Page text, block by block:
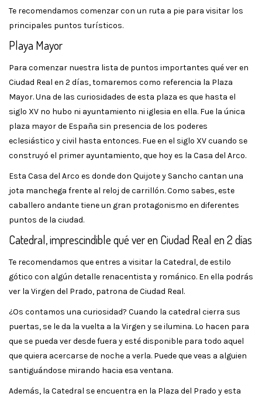
Te recomendamos comenzar con un ruta a pie para visitar los
principales puntos turísticos.
Playa Mayor
Para comenzar nuestra lista de puntos importantes qué ver en
Ciudad Real en 2 días, tomaremos como referencia la Plaza
Mayor. Una de las curiosidades de esta plaza es que hasta el
siglo XV no hubo ni ayuntamiento ni iglesia en ella. Fue la única
plaza mayor de España sin presencia de los poderes
eclesiástico y civil hasta entonces. Fue en el siglo XV cuando se
construyó el primer ayuntamiento, que hoy es la Casa del Arco.
Esta Casa del Arco es donde don Quijote y Sancho cantan una
jota manchega frente al reloj de carrillón. Como sabes, este
caballero andante tiene un gran protagonismo en diferentes
puntos de la ciudad.
Catedral, imprescindible qué ver en Ciudad Real en 2 días
Te recomendamos que entres a visitar la Catedral, de estilo
gótico con algún detalle renacentista y románico. En ella podrás
ver la Virgen del Prado, patrona de Ciudad Real.
¿Os contamos una curiosidad? Cuando la catedral cierra sus
puertas, se le da la vuelta a la Virgen y se ilumina. Lo hacen para
que se pueda ver desde fuera y esté disponible para todo aquel
que quiera acercarse de noche a verla. Puede que veas a alguien
santiguándose mirando hacia esa ventana.
Además, la Catedral se encuentra en la Plaza del Prado y esta